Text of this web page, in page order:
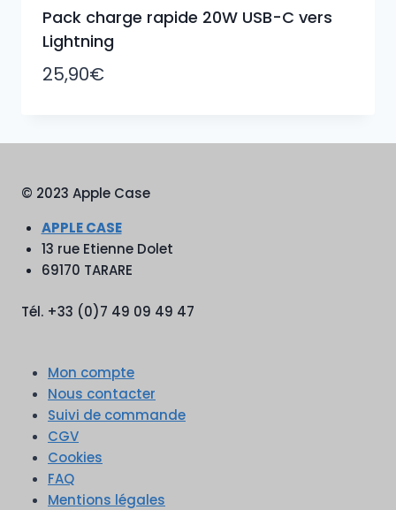
Pack charge rapide 20W USB-C vers
Lightning
25,90€
© 2023 Apple Case
APPLE CASE
13 rue Etienne Dolet
69170 TARARE
Tél. +33 (0)7 49 09 49 47
Mon compte
Nous contacter
Suivi de commande
CGV
Cookies
FAQ
Mentions légales